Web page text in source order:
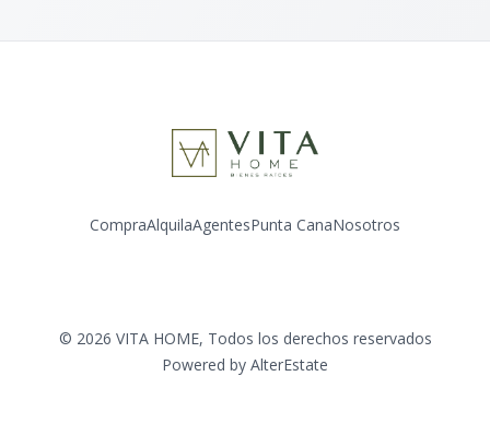
CompraAlquilaAgentesPunta CanaNosotros
© 2026 VITA HOME, Todos los derechos reservados
Powered by AlterEstate